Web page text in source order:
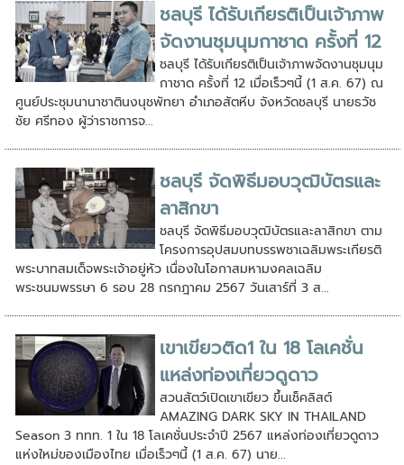
ชลบุรี ได้รับเกียรติเป็นเจ้าภาพ
จัดงานชุมนุมกาชาด ครั้งที่ 12
ชลบุรี ได้รับเกียรติเป็นเจ้าภาพจัดงานชุมนุม
กาชาด ครั้งที่ 12 เมื่อเร็วๆนี้ (1 ส.ค. 67) ณ
ศูนย์ประชุมนานาชาตินงนุชพัทยา อำเภอสัตหีบ จังหวัดชลบุรี นายธวัช
ชัย ศรีทอง ผู้ว่าราชการจ...
ชลบุรี จัดพิธีมอบวุฒิบัตรและ
ลาสิกขา
ชลบุรี จัดพิธีมอบวุฒิบัตรและลาสิกขา ตาม
โครงการอุปสมบทบรรพชาเฉลิมพระเกียรติ
พระบาทสมเด็จพระเจ้าอยู่หัว เนื่องในโอกาสมหามงคลเฉลิม
พระชนมพรรษา 6 รอบ 28 กรกฎาคม 2567 วันเสาร์ที่ 3 ส...
เขาเขียวติด1 ใน 18 โลเคชั่น
แหล่งท่องเที่ยวดูดาว
สวนสัตว์เปิดเขาเขียว ขึ้นเช็คลิสต์
AMAZING DARK SKY IN THAILAND
Season 3 ททท. 1 ใน 18 โลเคชั่นประจำปี 2567 แหล่งท่องเที่ยวดูดาว
แห่งใหม่ของเมืองไทย เมื่อเร็วๆนี้ (1 ส.ค. 67) นาย...